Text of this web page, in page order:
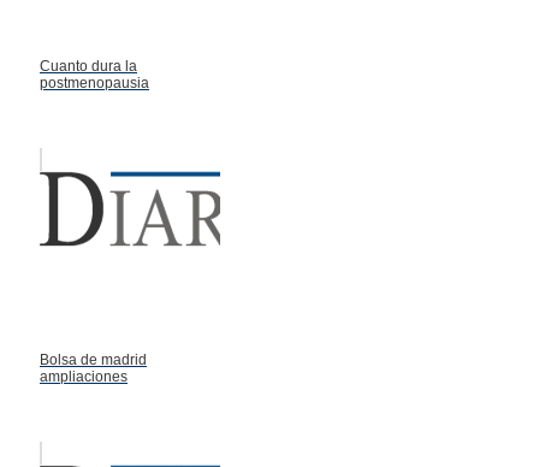
Cuanto dura la
postmenopausia
Bolsa de madrid
ampliaciones